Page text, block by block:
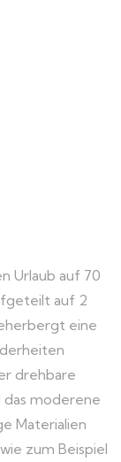
Urlaub auf 70
auf 2
eine
drehbare
das moderene
Materialien
zum Beispiel